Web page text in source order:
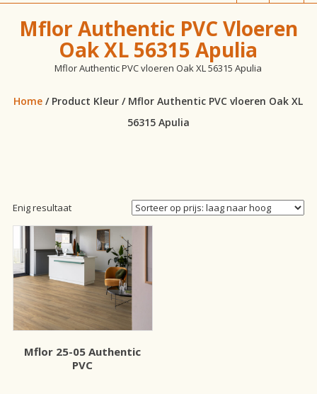
vloeren!
Mflor Authentic PVC Vloeren
Oak XL 56315 Apulia
Mflor Authentic PVC vloeren Oak XL 56315 Apulia
Home / Product Kleur / Mflor Authentic PVC vloeren Oak XL
56315 Apulia
Enig resultaat
Mflor 25-05 Authentic
PVC